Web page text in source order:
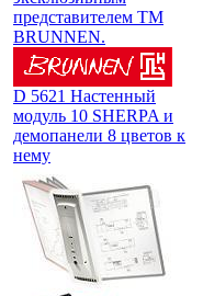
представителем TM
BRUNNEN.
D 5621 Настенный
модуль 10 SHERPA и
демопанели 8 цветов к
нему